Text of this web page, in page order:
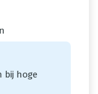
bij hoge